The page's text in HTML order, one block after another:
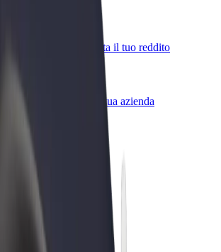
della flotta
flotta a Bolt e aumenta il tuo reddito
Bolt scalabili per la tua azienda